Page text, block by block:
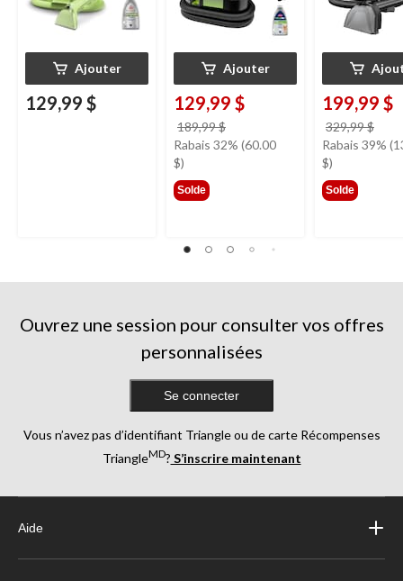
Ajouter
129,99 $
Ajouter
129,99 $
189,99 $
était
Rabais 32% (60.00
$)
Solde
199,99 $
329,99 $
était
Rabais 39%
$)
Solde
Ouvrez une session pour consulter vos offres
personnalisées
Se connecter
Vous n’avez pas d’identifiant Triangle ou de carte Récompenses
TriangleMD? S’inscrire maintenant
Aide